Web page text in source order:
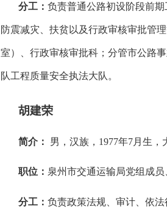
分工：负责普通公路初设阶段前
防震减灾、扶贫以及行政审核审批管
室）、行政审核审批科；分管市公路
队工程质量安全执法大队。
胡建荣
简介： 男，汉族，1977年7月生，
职位： 泉州市交通运输局党组成员
分工：负责政策法规、审计、依